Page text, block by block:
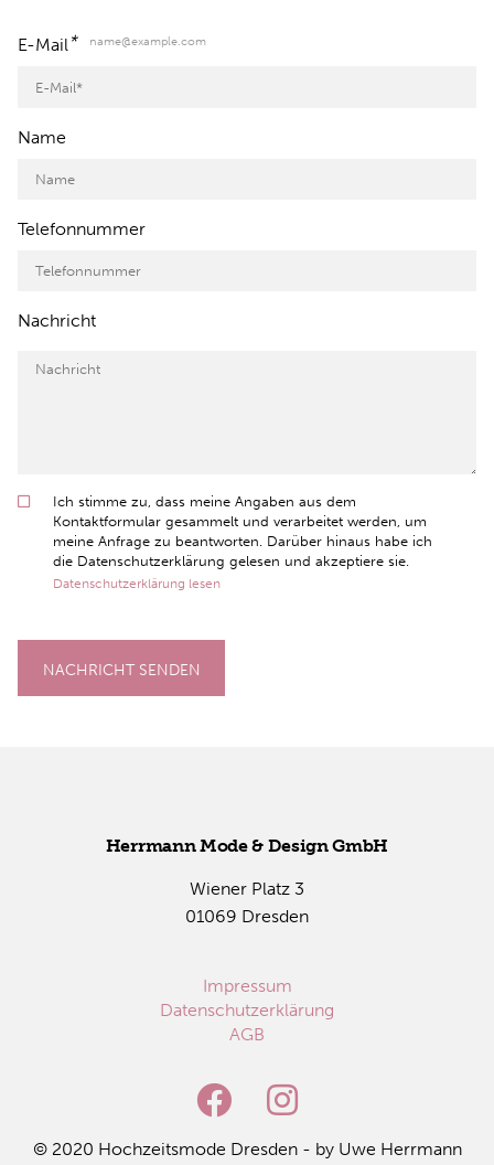
E-Mail* name@example.com
Name
Telefonnummer
Nachricht
Ich stimme zu, dass meine Angaben aus dem
Kontaktformular gesammelt und verarbeitet werden, um
meine Anfrage zu beantworten. Darüber hinaus habe ich
die Datenschutzerklärung gelesen und akzeptiere sie.
Datenschutzerklärung lesen
NACHRICHT SENDEN
Herr­mann Mode & De­sign GmbH
Wie­ner Platz 3
01069 Dres­den
Impressum
Datenschutzerklärung
AGB
© 2020 Hoch­zeits­mo­de Dres­den - by Uwe Herr­mann